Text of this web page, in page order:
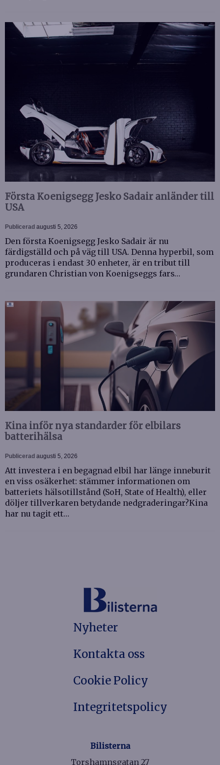
Första Koenigsegg Jesko Sadair anländer till
USA
Publicerad augusti 5, 2026
Den första Koenigsegg Jesko Sadair är nu
färdigställd och på väg till USA. Denna hyperbil, som
produceras i endast 30 enheter, är en tribut till
grundaren Christian von Koenigseggs fars…
Kina inför nya standarder för elbilars
batterihälsa
Publicerad augusti 5, 2026
Att investera i en begagnad elbil har länge inneburit
en viss osäkerhet: stämmer informationen om
batteriets hälsotillstånd (SoH, State of Health), eller
döljer tillverkaren betydande nedgraderingar?Kina
har nu tagit ett…
Nyheter
Kontakta oss
Cookie Policy
Integritetspolicy
Bilisterna
Torshamnsgatan 27